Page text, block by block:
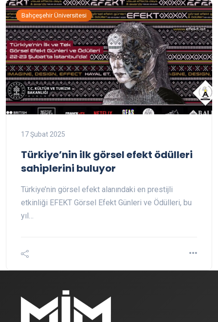
Bahçeşehir Üniversitesi
17 Şubat 2025
Türkiye’nin ilk görsel efekt ödülleri
sahiplerini buluyor
Türkiye’nin görsel efekt alanındaki en prestijli
etkinliği EFEKT Görsel Efekt Günleri ve Ödülleri, bu
yıl…